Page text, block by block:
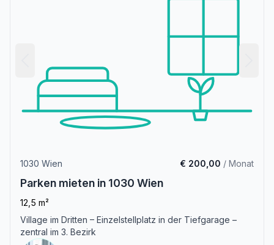
1030 Wien € 200,00 / Monat
Parken mieten in 1030 Wien
12,5 m²
Village im Dritten – Einzelstellplatz in der Tiefgarage –
zentral im 3. Bezirk